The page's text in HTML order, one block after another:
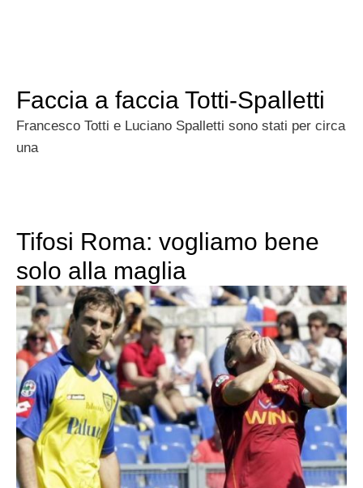
Faccia a faccia Totti-Spalletti
Francesco Totti e Luciano Spalletti sono stati per circa
una
Tifosi Roma: vogliamo bene
solo alla maglia